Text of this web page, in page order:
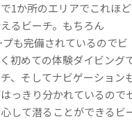
1か所のエリアでこれほど
るビーチ。もちろん
も完備されているのでビ
初めての体験ダイビング
、そしてナビゲーション
っきり分かれているので
して潜ることができるビ